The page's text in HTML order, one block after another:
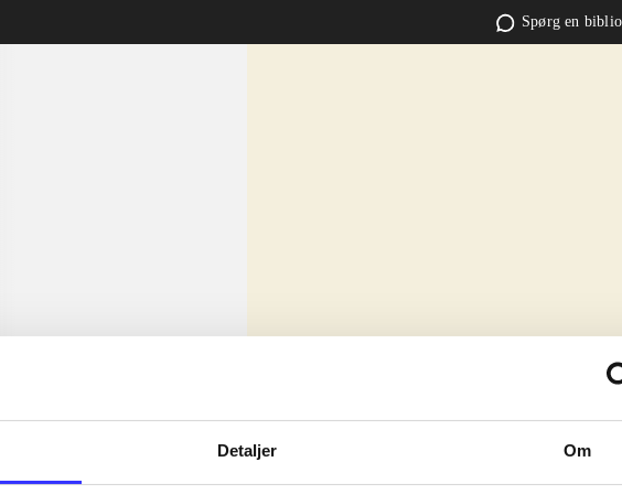
Detaljer Om
Spørg en
sit amet ...
sit amet ...